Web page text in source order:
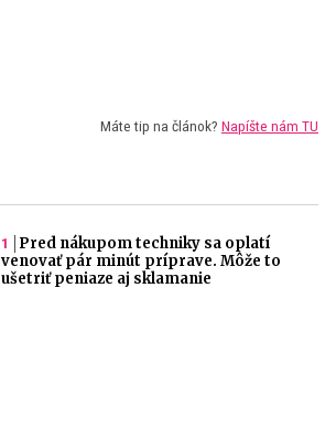
Máte tip na článok? Napíšte nám TU
Pred nákupom techniky sa oplatí
venovať pár minút príprave. Môže to
ušetriť peniaze aj sklamanie